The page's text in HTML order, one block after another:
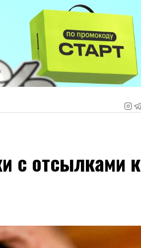
с отсылками к